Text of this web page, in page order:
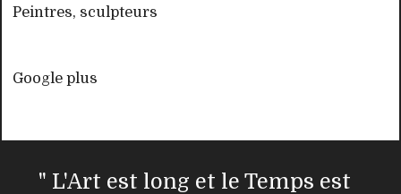
Peintres, sculpteurs
Google plus
" L'Art est long et le Temps est